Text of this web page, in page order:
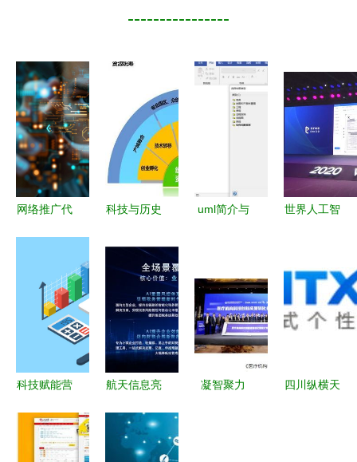
----------------
网络推广代
威科技，多
领域营销服
务优选之选
科技与历史
环大学数据
智能小镇引
领特色发展
新范式
uml简介与
世界人工智
云扩科技五
大全新产品
引领行业创
科技赋能营
SEO公司与
网站优化的
航天信息亮
中国CFO大
会 发布“金
凝智聚力
四川纵横天